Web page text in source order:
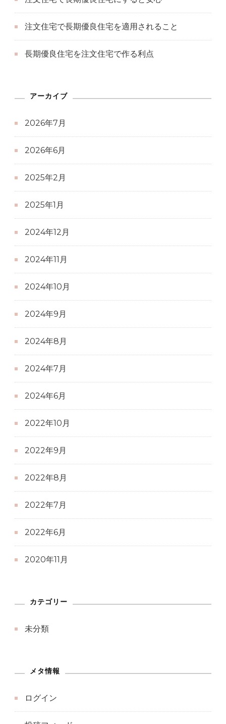
注文住宅で長期優良住宅を適用されること
長期優良住宅を注文住宅で作る利点
アーカイブ
2026年7月
2026年6月
2025年2月
2025年1月
2024年12月
2024年11月
2024年10月
2024年9月
2024年8月
2024年7月
2024年6月
2022年10月
2022年9月
2022年8月
2022年7月
2022年6月
2020年11月
カテゴリー
未分類
メタ情報
ログイン